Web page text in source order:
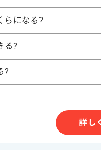
経験
ロダクトのプリセールス、導
、新規事業立ち上げの経験
ィング戦略立案、データアナ
経験やスキルをお持ちであれば申
らになる?
る?
?
詳し